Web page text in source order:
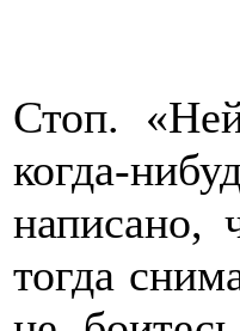
Стоп.
когда-
написано,
тогда